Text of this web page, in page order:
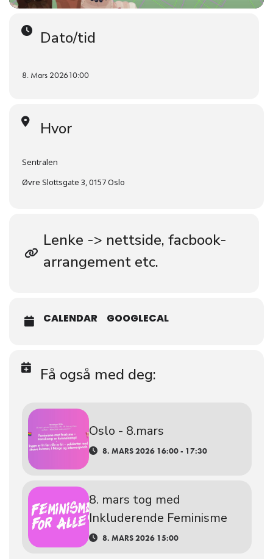
Dato/tid
8. Mars 202610:00
Hvor
Sentralen
Øvre Slottsgate 3, 0157 Oslo
Lenke -> nettside, facbook-
arrangement etc.
CALENDAR GOOGLECAL
Få også med deg:
Oslo - 8.mars
8. MARS 2026 16:00 - 17:30
8. mars tog med
Inkluderende Feminisme
8. MARS 2026 15:00